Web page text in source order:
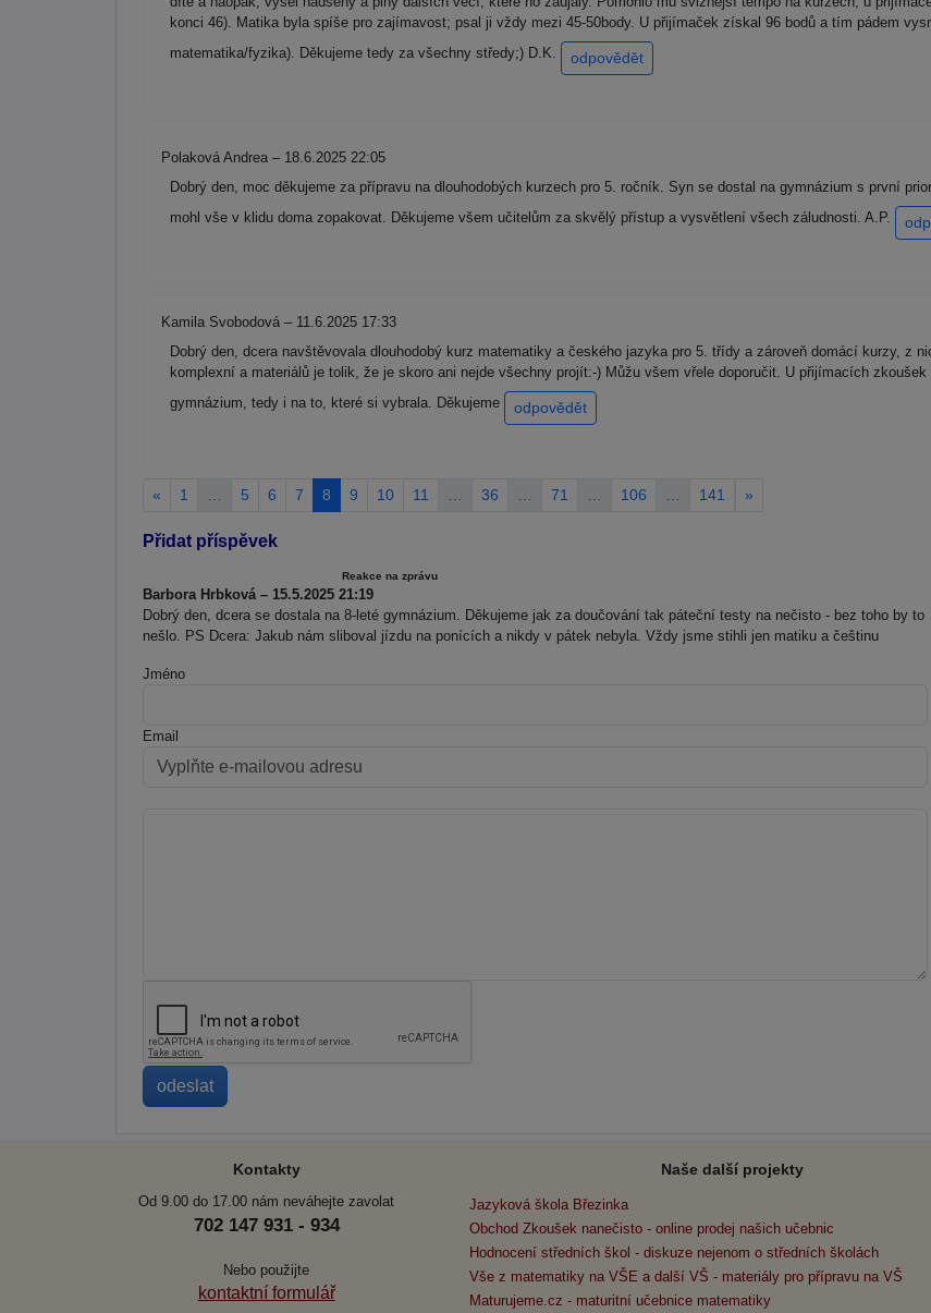
konci 46). Matika byla spíše pro zajímavost; psal ji vždy mezi 45-50body. U přijímaček získal 96 bodů a tím pádem
matematika/fyzika). Děkujeme tedy za všechny středy;) D.K.
odpovědět
Polaková Andrea – 18.6.2025 22:05
Dobrý den, moc děkujeme za přípravu na dlouhodobých kurzech pro 5. ročník. Syn se dostal na gymnázium s první
mohl vše v klidu doma zopakovat. Děkujeme všem učitelům za skvělý přístup a vysvětlení všech záludnosti. A.P.
Kamila Svobodová – 11.6.2025 17:33
Dobrý den, dcera navštěvovala dlouhodobý kurz matematiky a českého jazyka pro 5. třídy a zároveň domácí kurzy, z
komplexní a materiálů je tolik, že je skoro ani nejde všechny projít:-) Můžu všem vřele doporučit. U přijímacích
gymnázium, tedy i na to, které si vybrala. Děkujeme
odpovědět
« 1 5 6 7 8 9 10 11 36 71 106 141 »
Přidat příspěvek
Reakce na zprávu
Barbora Hrbková – 15.5.2025 21:19
Dobrý den, dcera se dostala na 8-leté gymnázium. Děkujeme jak za doučování tak páteční testy na nečisto - bez toho by to
nešlo. PS Dcera: Jakub nám sliboval jízdu na ponících a nikdy v pátek nebyla. Vždy jsme stihli jen matiku a češtinu
Jméno
Email
Kontakty
Od 9.00 do 17.00 nám neváhejte zavolat
702 147 931 - 934
Nebo použijte
kontaktní formulář
Naše další projekty
Jazyková škola Březinka
Obchod Zkoušek nanečisto - online prodej našich učebnic
Hodnocení středních škol - diskuze nejenom o středních školách
Vše z matematiky na VŠE a další VŠ - materiály pro přípravu na VŠ
Maturujeme.cz - maturitní učebnice matematiky